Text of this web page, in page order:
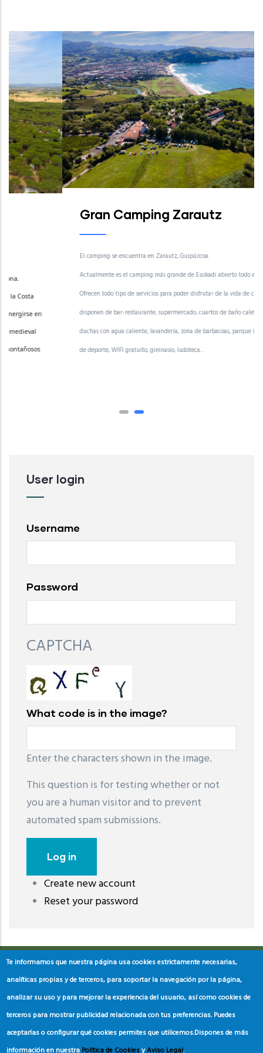
Gran Camping Zarautz
El camping se encuentra en Zarautz, Guipúzcoa.
Actualmente es el camping más grande de Euskadi abierto todo el año.
Ofrecen todo tipo de servicios para poder disfrutar de la vida de camping:
disponen de bar-restaurante, supermercado, cuartos de baño calefactados y
duchas con agua caliente, lavandería, zona de barbacoas, parque infantil, zona
de deporte, WIFI gratuito, gimnasio, ludoteca…
User login
Username
Password
CAPTCHA
What code is in the image?
Enter the characters shown in the image.
This question is for testing whether or not
you are a human visitor and to prevent
automated spam submissions.
Create new account
Reset your password
레딧 다운로드coloring pages printable
download
Te informamos que nuestra página usa cookies estrictamente necesarias,
analíticas propias y de terceros, para soportar la navegación por la página,
analizar su uso y para mejorar la experiencia del usuario, así como cookies de
terceros para mostrar publicidad relacionada con tus preferencias. Puedes
aceptarlas o configurar qué cookies permites que utilicemos.Dispones de más
información en nuestra Política de CookiesyAviso Legal.